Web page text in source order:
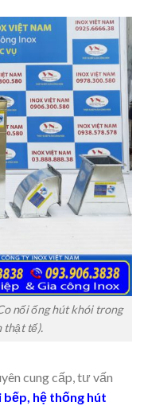
nối ống hút khói trong
thật tế).
cung cấp, tư vấn
hệ thống hút